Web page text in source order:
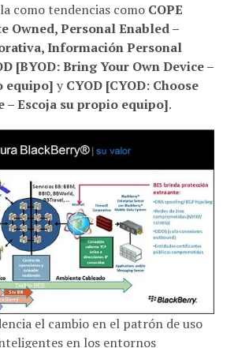
como tendencias como COPE
Owned, Personal Enabled –
Información Personal
[BYOD: Bring Your Own Device –
equipo] y CYOD [CYOD: Choose
– Escoja su propio equipo].
el cambio en el patrón de uso
en los entornos